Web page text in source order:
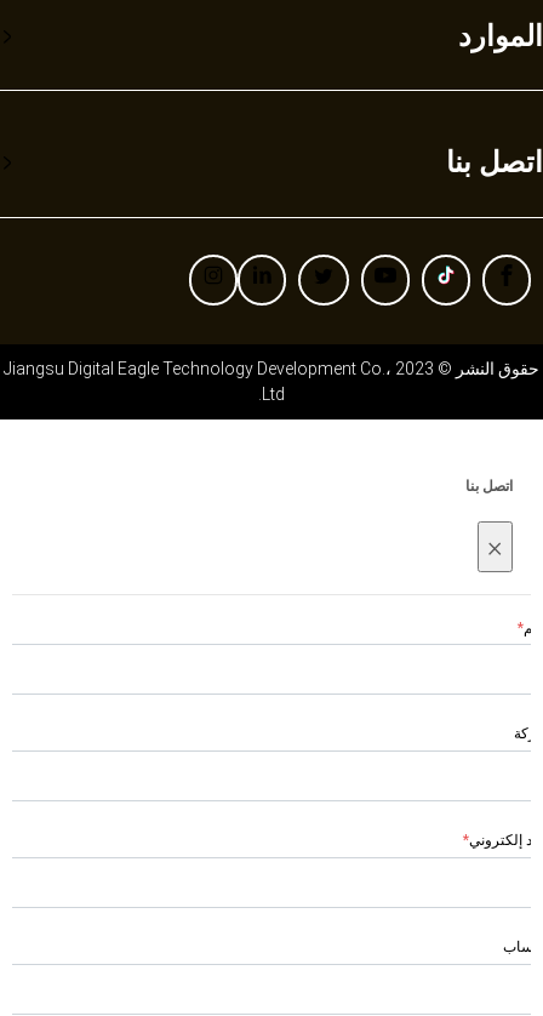
الموارد
اتصل بنا
حقوق النشر © 2023 Jiangsu Digital Eagle Technology Development Co.،
Ltd.
اتصل بنا
×
*
إلكتروني*